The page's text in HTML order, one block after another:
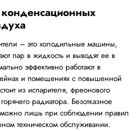
– это холодильные машины,
пар в жидкость и выводят ее в
эффективно работают в
и помещениях с повышенной
из испарителя, фреонового
радиатора. Безотказное
лишь при соблюдении правил
техническом обслуживании.